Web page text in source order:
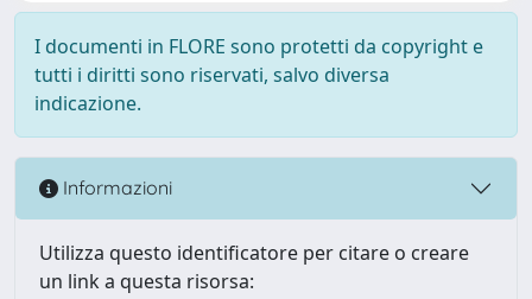
I documenti in FLORE sono protetti da copyright e
tutti i diritti sono riservati, salvo diversa
indicazione.
Informazioni
Utilizza questo identificatore per citare o creare
un link a questa risorsa: